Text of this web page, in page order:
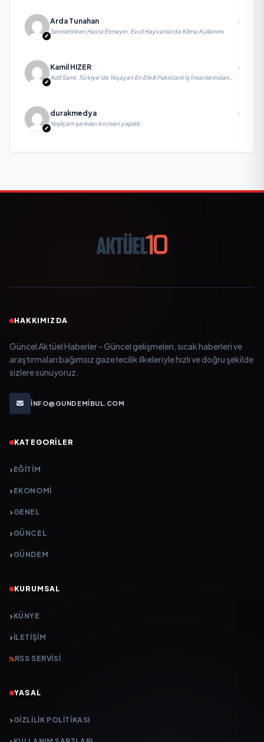
Arda Tunahan
Serinletirken Hasta Etmeyin: Evcil Hayvanlarda Klima Kullanımı
Kamil HIZER
Adil Sami: Türkiye’de Yaşayan En Etkili Pakistanlı İş İnsanlarından
durakmedya
Yeşilçam şarkıları konseri yapıldı
HAKKIMIZDA
Güncel Aktüel Haberler - Güncel gelişmeleri, sıcak haberleri ve
araştırmaları bağımsız gazetecilik ilkeleriyle hızlı ve doğru şekilde
sizlere sunuyoruz.
INFO@GUNDEMIBUL.COM
KATEGORILER
EĞITIM
EKONOMI
GENEL
GÜNCEL
GÜNDEM
KURUMSAL
KÜNYE
İLETIŞIM
RSS SERVISI
YASAL
GIZLILIK POLITIKASI